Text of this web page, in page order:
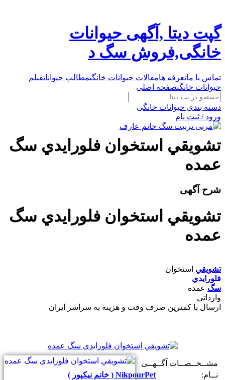
گپت دیتا ,آگهی حیوانات
خانگی,فروش سگ د
تماس با ماتعرفه هامقالات حیوانات خانگیمطالب حیواناتفیلم
حیوانات خانگیصفحه اصلی
دسته بندی حیوانات خانگی
ورود / ثبت نام
تشويقي استخوان فلورايدي سگ
عمده
شرح آگهی
تشويقي استخوان فلورايدي سگ
عمده
تشويقي استخوان
فلورايدي
سگ عمده
وارداتي
ارسال با کمترين صرف وقت و هزينه به سراسر ايران
مشــخــصــات آگــهــی
نــام:
NikpourPet ( خانم نیکپور )